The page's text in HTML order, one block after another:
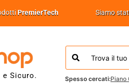
PremierTech Siamo
e Sicuro. Spesso cercati:Piano